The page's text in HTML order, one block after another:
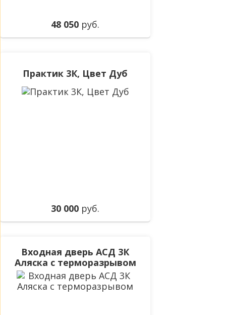
48 050 руб.
Практик 3К, Цвет Дуб
30 000 руб.
Входная дверь АСД 3К
Аляска с терморазрывом